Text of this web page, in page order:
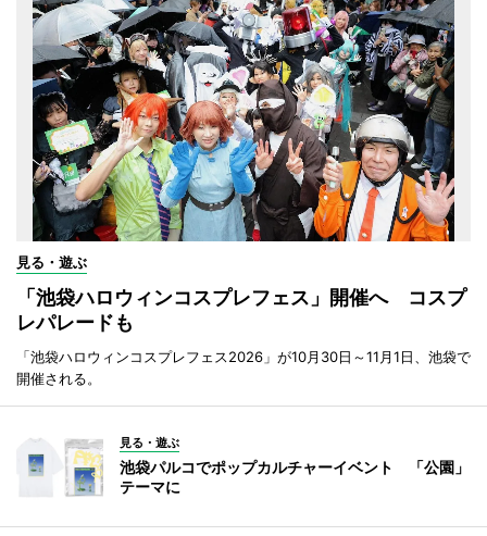
見る・遊ぶ
「池袋ハロウィンコスプレフェス」開催へ コスプ
レパレードも
「池袋ハロウィンコスプレフェス2026」が10月30日～11月1日、池袋で
開催される。
見る・遊ぶ
池袋パルコでポップカルチャーイベント 「公園」
テーマに